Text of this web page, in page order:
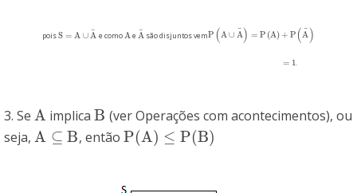
poisS = A ∪A
¯
S=A∪A ¯ e comoA
Ae A
¯
A¯são disjuntos vemP (A∪ A
¯) = P (A)+ P (A
¯ )
P A∪ A¯)=P( A)+P(A¯ )
= 1.
3. Se A
A implicaB
B (ver Operações com acontecimentos), ou
seja, A ⊆ B
A⊆B , então P(A) ≤ P(B)
P(A)≤P (B